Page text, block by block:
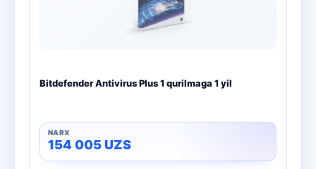
Bitdefender Antivirus Plus 1 qurilmaga 1 yil
154 005UZS